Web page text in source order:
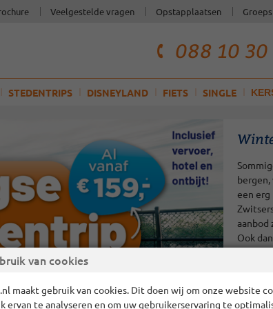
088 10
STEDENTRIPS DISNEYLAND FIETS SINGLE
Veelgestelde vragen Opstapplaatsen
een erg
aanbod
Ook
van cookies
maakt gebruik van cookies. Dit doen wij om onze website
ervan te analyseren en om uw gebruikerservaring te